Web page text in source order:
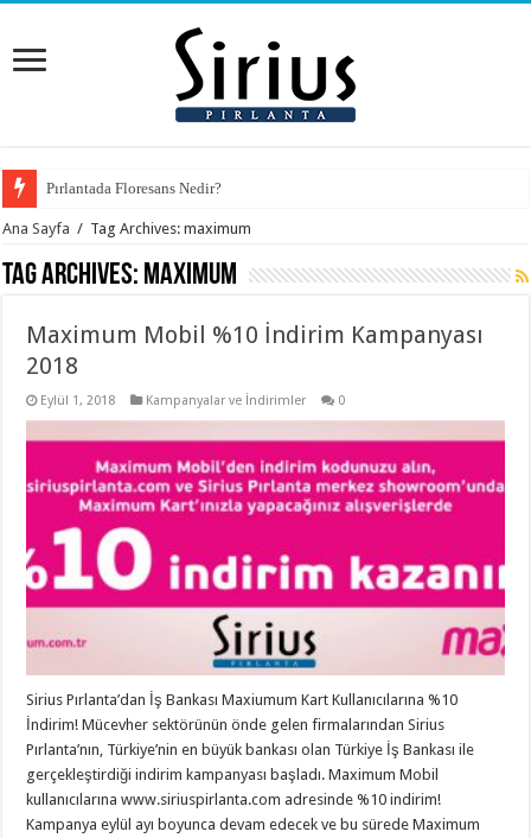
Pırlantada Floresans Nedir?
Ana Sayfa / Tag Archives: maximum
Tag Archives: maximum
Maximum Mobil %10 İndirim Kampanyası
2018
Eylül 1, 2018 Kampanyalar ve İndirimler 0
Sirius Pırlanta’dan İş Bankası Maxiumum Kart Kullanıcılarına %10
İndirim! Mücevher sektörünün önde gelen firmalarından Sirius
Pırlanta’nın, Türkiye’nin en büyük bankası olan Türkiye İş Bankası ile
gerçekleştirdiği indirim kampanyası başladı. Maximum Mobil
kullanıcılarına www.siriuspirlanta.com adresinde %10 indirim!
Kampanya eylül ayı boyunca devam edecek ve bu sürede Maximum